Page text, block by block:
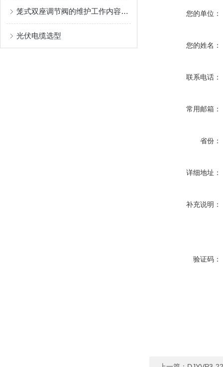
笼式双座调节阀的维护工作内容主要是这些
光伏电缆选型
您的单位：
您的姓名：
联系电话：
常用邮箱：
省份：
详细地址：
补充说明：
验证码：